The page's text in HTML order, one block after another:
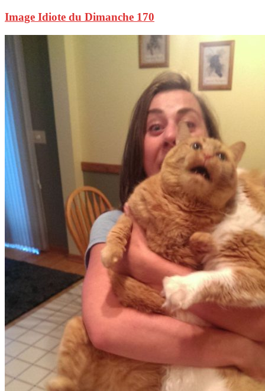
Image Idiote du Dimanche 170